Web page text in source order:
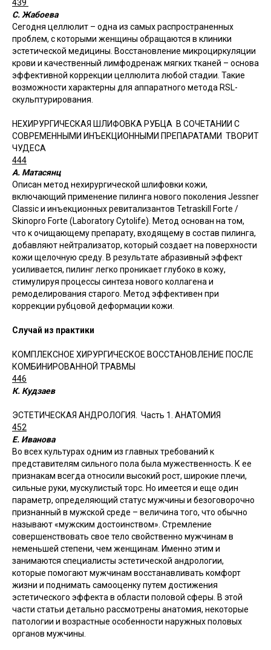
439
С. Жабоева
Сегодня целлюлит – одна из самых распространенных
проблем, с которыми женщины обращаются в клиники
эстетической медицины. Восстановление микроциркуляции
крови и качественный лимфодренаж мягких тканей – основа
эффективной коррекции целлюлита любой стадии. Такие
возможности характерны для аппаратного метода RSL-
скульптурирования.
НЕХИРУРГИЧЕСКАЯ ШЛИФОВКА РУБЦА В СОЧЕТАНИИ С
СОВРЕМЕННЫМИ ИНЪЕКЦИОННЫМИ ПРЕПАРАТАМИ ТВОРИТ
ЧУДЕСА
444
А. Матасянц
Описан метод нехирургической шлифовки кожи,
включающий применение пилинга нового поколения Jessner
Classic и инъекционных ревитализантов Tetraskill Forte /
Skinopro Forte (Laboratory Cytolife). Метод основан на том,
что к очищающему препарату, входящему в состав пилинга,
добавляют нейтрализатор, который создает на поверхности
кожи щелочную среду. В результате абразивный эффект
усиливается, пилинг легко проникает глубоко в кожу,
стимулируя процессы синтеза нового коллагена и
ремоделирования старого. Метод эффективен при
коррекции рубцовой деформации кожи.
Случай из практики
КОМПЛЕКСНОЕ ХИРУРГИЧЕСКОЕ ВОССТАНОВЛЕНИЕ ПОСЛЕ
КОМБИНИРОВАННОЙ ТРАВМЫ
446
К. Кудзаев
ЭСТЕТИЧЕСКАЯ АНДРОЛОГИЯ. Часть 1. АНАТОМИЯ
452
Е. Иванова
Во всех культурах одним из главных требований к
представителям сильного пола была мужественность. К ее
признакам всегда относили высокий рост, широкие плечи,
сильные руки, мускулистый торс. Но имеется и еще один
параметр, определяющий статус мужчины и безоговорочно
признанный в мужской среде – величина того, что обычно
называют «мужским достоинством». Стремление
совершенствовать свое тело свойственно мужчинам в
неменьшей степени, чем женщинам. Именно этим и
занимаются специалисты эстетической андрологии,
которые помогают мужчинам восстанавливать комфорт
жизни и поднимать самооценку путем достижения
эстетического эффекта в области половой сферы. В этой
части статьи детально рассмотрены анатомия, некоторые
патологии и возрастные особенности наружных половых
органов мужчины.